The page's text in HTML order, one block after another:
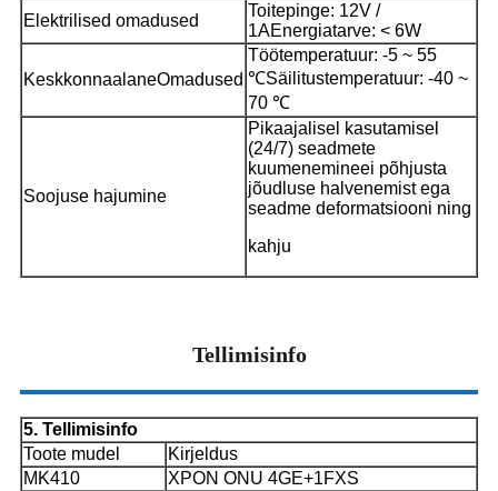
Elektrilised omadused
Toitepinge: 12V /
1AEnergiatarve: < 6W
KeskkonnaalaneOmadused
Töötemperatuur: -5 ~ 55
℃Säilitustemperatuur: -40 ~
70 ℃
Soojuse hajumine
Pikaajalisel kasutamisel
(24/7) seadmete
kuumenemineei põhjusta
jõudluse halvenemist ega
seadme deformatsiooni ning
kahju
Tellimisinfo
5. Tellimisinfo
Toote mudel
Kirjeldus
MK410
XPON ONU 4GE+1FXS